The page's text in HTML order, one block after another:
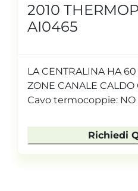
2010
AI0465
LA CENTRALINA HA
ZONE CANALE
Cavo termocoppie: NO
Richiedi